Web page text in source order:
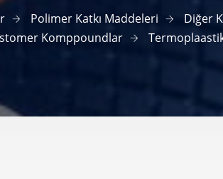
Polimer Katkı Maddeleri
Diğer
Komppoundlar